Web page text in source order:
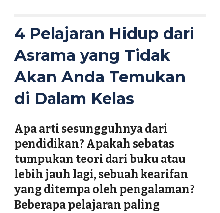
4 Pelajaran Hidup dari
Asrama yang Tidak
Akan Anda Temukan
di Dalam Kelas
Apa arti sesungguhnya dari
pendidikan? Apakah sebatas
tumpukan teori dari buku atau
lebih jauh lagi, sebuah kearifan
yang ditempa oleh pengalaman?
Beberapa pelajaran paling